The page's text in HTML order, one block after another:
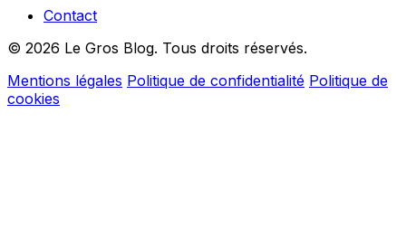
Contact
© 2026 Le Gros Blog. Tous droits réservés.
Mentions légales Politique de confidentialité Politique de
cookies